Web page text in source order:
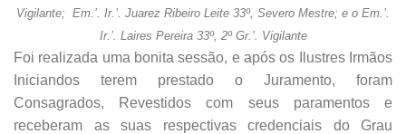
Vigilante; Em.’. Ir.’. Juarez Ribeiro Leite 33º, Severo Mestre; e o Em.’.
Ir.’. Laires Pereira 33º, 2º Gr.’. Vigilante
Foi realizada uma bonita sessão, e após os Ilustres Irmãos
Iniciandos terem prestado o Juramento, foram
Consagrados, Revestidos com seus paramentos e
receberam as suas respectivas credenciais do Grau